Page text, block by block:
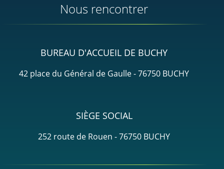
Nous rencontrer
BUREAU D'ACCUEIL DE BUCHY
42 place du Général de Gaulle - 76750 BUCHY
SIÈGE SOCIAL
252 route de Rouen - 76750 BUCHY